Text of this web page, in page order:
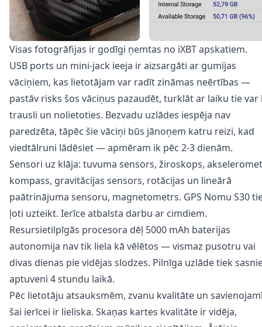
Visas fotogrāfijas ir godīgi ņemtas no iXBT apskatiem.
USB ports un mini-jack ieeja ir aizsargāti ar gumijas
vāciņiem, kas lietotājam var radīt zināmas neērtības —
pastāv risks šos vāciņus pazaudēt, turklāt ar laiku tie var
trausli un nolietoties. Bezvadu uzlādes iespēja nav
paredzēta, tāpēc šie vāciņi būs jānoņem katru reizi, kad
viedtālruni lādēsiet — apmēram ik pēc 2-3 dienām.
Sensori uz klāja: tuvuma sensors, žiroskops,
kompass, gravitācijas sensors, rotācijas un lineārā
paātrinājuma sensoru, magnetometrs. GPS Nomu S30
ļoti uzteikt. Ierīce atbalsta darbu ar cimdiem.
Resursietilpīgās procesora dēļ 5000 mAh baterijas
autonomija nav tik liela kā vēlētos — vismaz pusotru vai
divas dienas pie vidējas slodzes. Pilnīga uzlāde tiek
aptuveni 4 stundu laikā.
Pēc lietotāju atsauksmēm, zvanu kvalitāte un
šai ierīcei ir lieliska. Skaņas kartes kvalitāte ir vidēja,